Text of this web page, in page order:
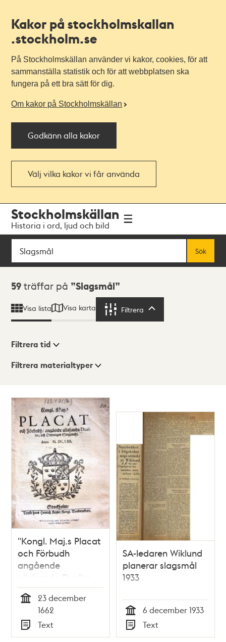
Kakor på stockholmskallan
.stockholm.se
På Stockholmskällan använder vi kakor, cookies, för att
sammanställa statistik och för att webbplatsen ska
fungera på ett bra sätt för dig.
Om kakor på Stockholmskällan
Godkänn alla kakor
Välj vilka kakor vi får använda
navigationen
huvudinnehållet
Stockholmskällan
Historia i ord, ljud och bild
Sök
Sök
Sökresultat
59 träffar på Slagsmål
Visa lista Visa karta Filtrera
Visningsläge
Lista
Karta
Filtrera tid
Filtrera materialtyper
träffar
"Kongl. Maj.s Placat
och Förbudh
angående
allahanda Dueller,
och Otwungne
Slagsmål" 1662
23 december
1662
Typ
Text
SA-ledaren Wiklund
planerar slagsmål
1933
Tid
6 december 1933
Typ
Text